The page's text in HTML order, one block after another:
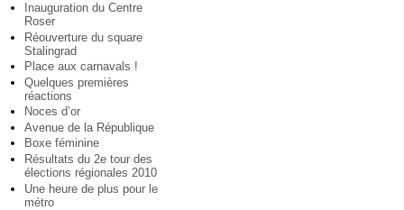
Inauguration du Centre
Roser
Réouverture du square
Stalingrad
Place aux carnavals !
Quelques premières
réactions
Noces d’or
Avenue de la République
Boxe féminine
Résultats du 2e tour des
élections régionales 2010
Une heure de plus pour le
métro